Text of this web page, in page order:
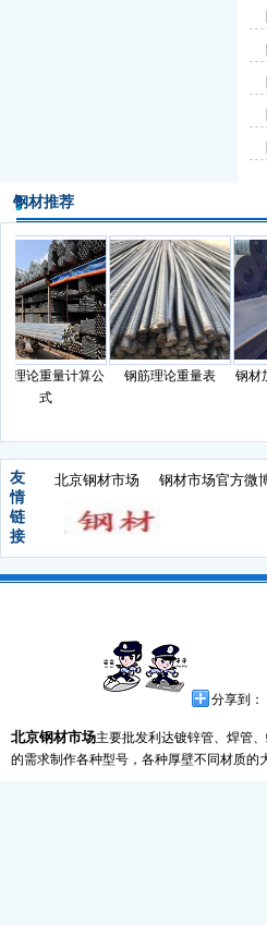
钢材推荐
论重量计算公
钢筋理论重量表
钢材
友
情
链
接
北京钢材市场 钢材市场官方微
分享到：
北京钢材市场主要批发利达镀锌管、焊管
的需求制作各种型号，各种厚壁不同材质的